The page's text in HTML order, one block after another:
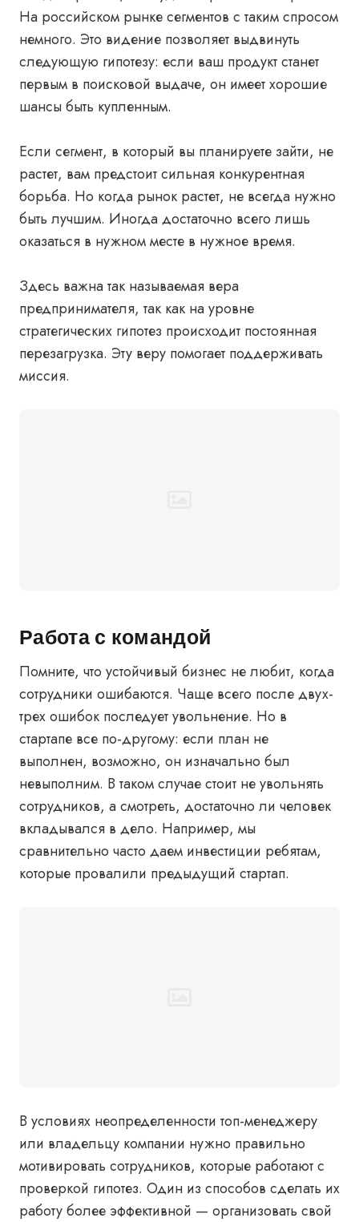
На российском рынке сегментов с таким спросом
немного. Это видение позволяет выдвинуть
следующую гипотезу: если ваш продукт станет
первым в поисковой выдаче, он имеет хорошие
шансы быть купленным.
Если сегмент, в который вы планируете зайти, не
растет, вам предстоит сильная конкурентная
борьба. Но когда рынок растет, не всегда нужно
быть лучшим. Иногдадостаточно всего лишь
оказаться в нужном месте в нужное время.
Здесь важна так называемая вера
предпринимателя, так как на уровне
стратегических гипотез происходит постоянная
перезагрузка. Эту веру помогает поддерживать
миссия.
Работа с командой
Помните, что устойчивый бизнес не любит, когда
сотрудники ошибаются. Чаще всего после двух-
трех ошибок последует увольнение. Но в
стартапе все по-другому: если план не
выполнен, возможно, он изначально был
невыполним. В таком случае стоит не увольнять
сотрудников, а смотреть, достаточно ли человек
вкладывался в дело. Например, мы
сравнительно часто даем инвестиции ребятам,
которые провалили предыдущий стартап.
В условиях неопределенности топ-менеджеру
или владельцу компании нужно правильно
мотивировать сотрудников, которые работают с
проверкой гипотез. Один из способов сделать их
работу более эффективной — организовать свой